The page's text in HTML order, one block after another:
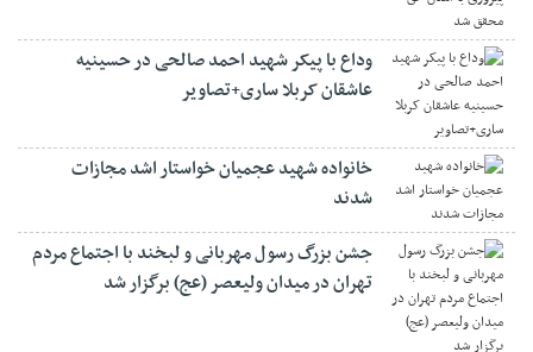
وداع با پیکر شهید احمد صالحی‌ در حسینیه
عاشقان کربلا ساری+تصاویر
خانواده شهید عجمیان خواستار اشد مجازات
شدند
جشن بزرگ رسول مهربانی و لبخند با اجتماع مردم
تهران در میدان ولیعصر (عج) برگزار شد